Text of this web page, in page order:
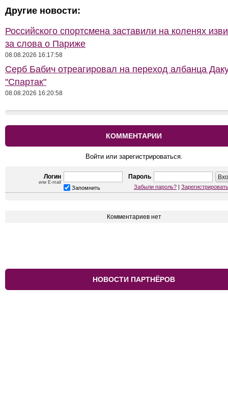
Другие новости:
Российского спортсмена заставили на коленях
за слова о Париже
08.08.2026 16:17:58
Серб Бабич отреагировал на переход албанца
"Спартак"
08.08.2026 16:20:58
КОММЕНТАРИИ
Войти или зарегистрироваться.
Логин
или E-mail
Пароль
Запомнить Забыли пароль? |
Комментариев нет
НОВОСТИ ПАРТНЁРОВ